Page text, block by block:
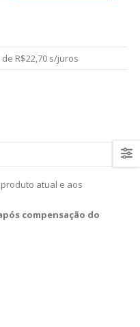
de R$22,70 s/juros
atual e aos
compensação do